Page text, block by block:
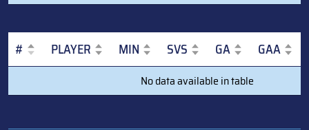
# PLAYER MIN SVS GA GAA
SVS GA
No data available in table